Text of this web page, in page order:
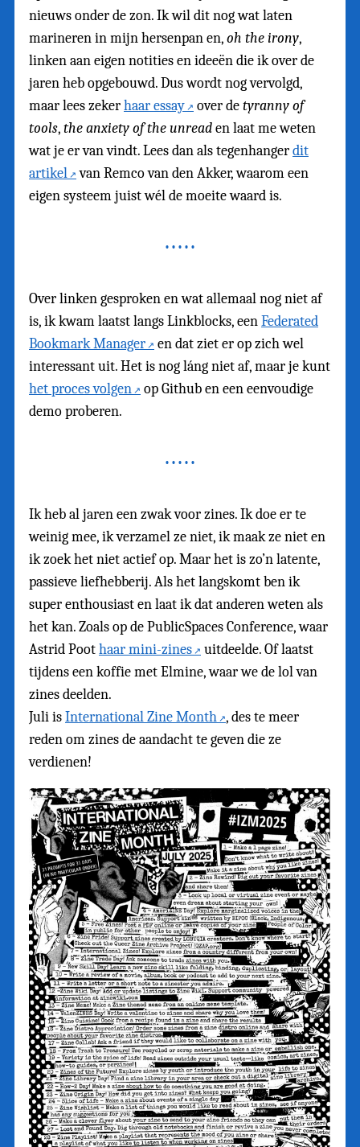
nieuws onder de zon. Ik wil dit nog wat laten
marineren in mijn hersenpan en,oh the irony,
linken aan eigen notities en ideeën die ik over de
jaren heb opgebouwd. Dus wordt nog vervolgd,
maar lees zekerhaar essay over detyranny of
tools,the anxiety of the unreaden laat me weten
wat je er van vindt. Lees dan als tegenhangerdit
artikel
van Remco van den Akker, waarom een
eigen systeem juist wél de moeite waard is.
Over linken gesproken en wat allemaal nog niet af
is, ik kwam laatst langs Linkblocks, eenFederated
Bookmark Manager
en dat ziet er op zich wel
interessant uit. Het is nog láng niet af, maar je kunt
het proces volgen
op Github en een eenvoudige
demo proberen.
Ik heb al jaren een zwak voor zines. Ik doe er te
weinig mee, ik verzamel ze niet, ik maak ze niet en
ik zoek het niet actief op. Maar het is zo’n latente,
passieve liefhebberij. Als het langskomt ben ik
super enthousiast en laat ik dat anderen weten als
het kan. Zoals op de PublicSpaces Conference, waar
Astrid Poothaar mini-zines
uitdeelde. Of laatst
tijdens een koffie met Elmine, waar we de lol van
zines deelden.
Juli isInternational Zine Month , des te meer
reden om zines de aandacht te geven die ze
verdienen!